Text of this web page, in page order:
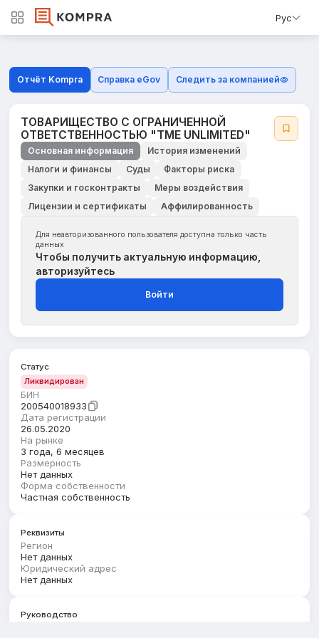
Рус
Отчёт Kompra Справка eGov Следить за компанией
ТОВАРИЩЕСТВО С ОГРАНИЧЕННОЙ
ОТВЕТСТВЕННОСТЬЮ "ТME UNLIMIТED"
Основная информация
История изменений
Налоги и финансы
Суды
Факторы риска
Закупки и госконтракты
Меры воздействия
Лицензии и сертификаты
Аффилированность
Для неавторизованного пользователя доступна только часть
данных
Чтобы получить актуальную информацию,
авторизуйтесь
Войти
Статус
Ликвидирован
БИН
200540018933
Дата регистрации
26.05.2020
На рынке
3 года, 6 месяцев
Размерность
Нет данных
Форма собственности
Частная собственность
Реквизиты
Регион
Нет данных
Юридический адрес
Нет данных
Руководство